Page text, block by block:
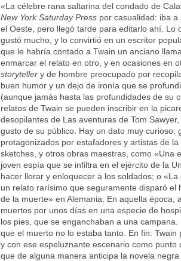
«La célebre rana saltarina del condado de
New York Saturday Presspor casualidad: iba a
el Oeste, pero llegó tarde para editarlo ahí. Lo
gustó mucho, y lo convirtió en un escritor
que le habría contado a Twain un anciano
enmarcar el relato en otro, y en ocasiones en
storytellery de hombre preocupado por
buen humor y un dejo de ironía que se
(aunque jamás hasta las profundidades de su
relatos de Twain se pueden inscribir en la
desopilantes de Las aventuras de Tom
gusto de su público. Hay un dato muy curioso:
protagonizados por estafadores y artistas de
sketches, y otros obras maestras, como «Una
joven espía que se infiltra en el ejército de la
hacer llorar y enloquecer a los soldados; o
un relato rarísimo que seguramente disparó el
de la muerte» en Alemania. En aquella época,
muertos por unos días en una especie de
los pies, que se enganchaban a una
que el muerto no lo estaba tanto. En fin:
y con ese espeluznante escenario como punto
que de alguna manera anticipa la novela negra